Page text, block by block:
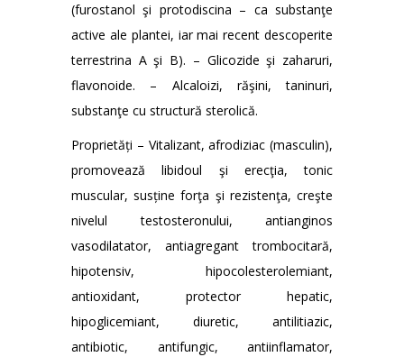
(furostanol şi protodiscina – ca substanţe
active ale plantei, iar mai recent descoperite
terrestrina A şi B). – Glicozide şi zaharuri,
flavonoide. – Alcaloizi, răşini, taninuri,
substanţe cu structură sterolică.
Proprietăți – Vitalizant, afrodiziac (masculin),
promovează libidoul şi erecţia, tonic
muscular, susține forţa şi rezistenţa, creşte
nivelul testosteronului, antianginos
vasodilatator, antiagregant trombocitară,
hipotensiv, hipocolesterolemiant,
antioxidant, protector hepatic,
hipoglicemiant, diuretic, antilitiazic,
antibiotic, antifungic, antiinflamator,